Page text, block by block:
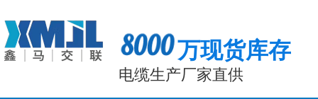
万现货库存
电缆生产厂家直供